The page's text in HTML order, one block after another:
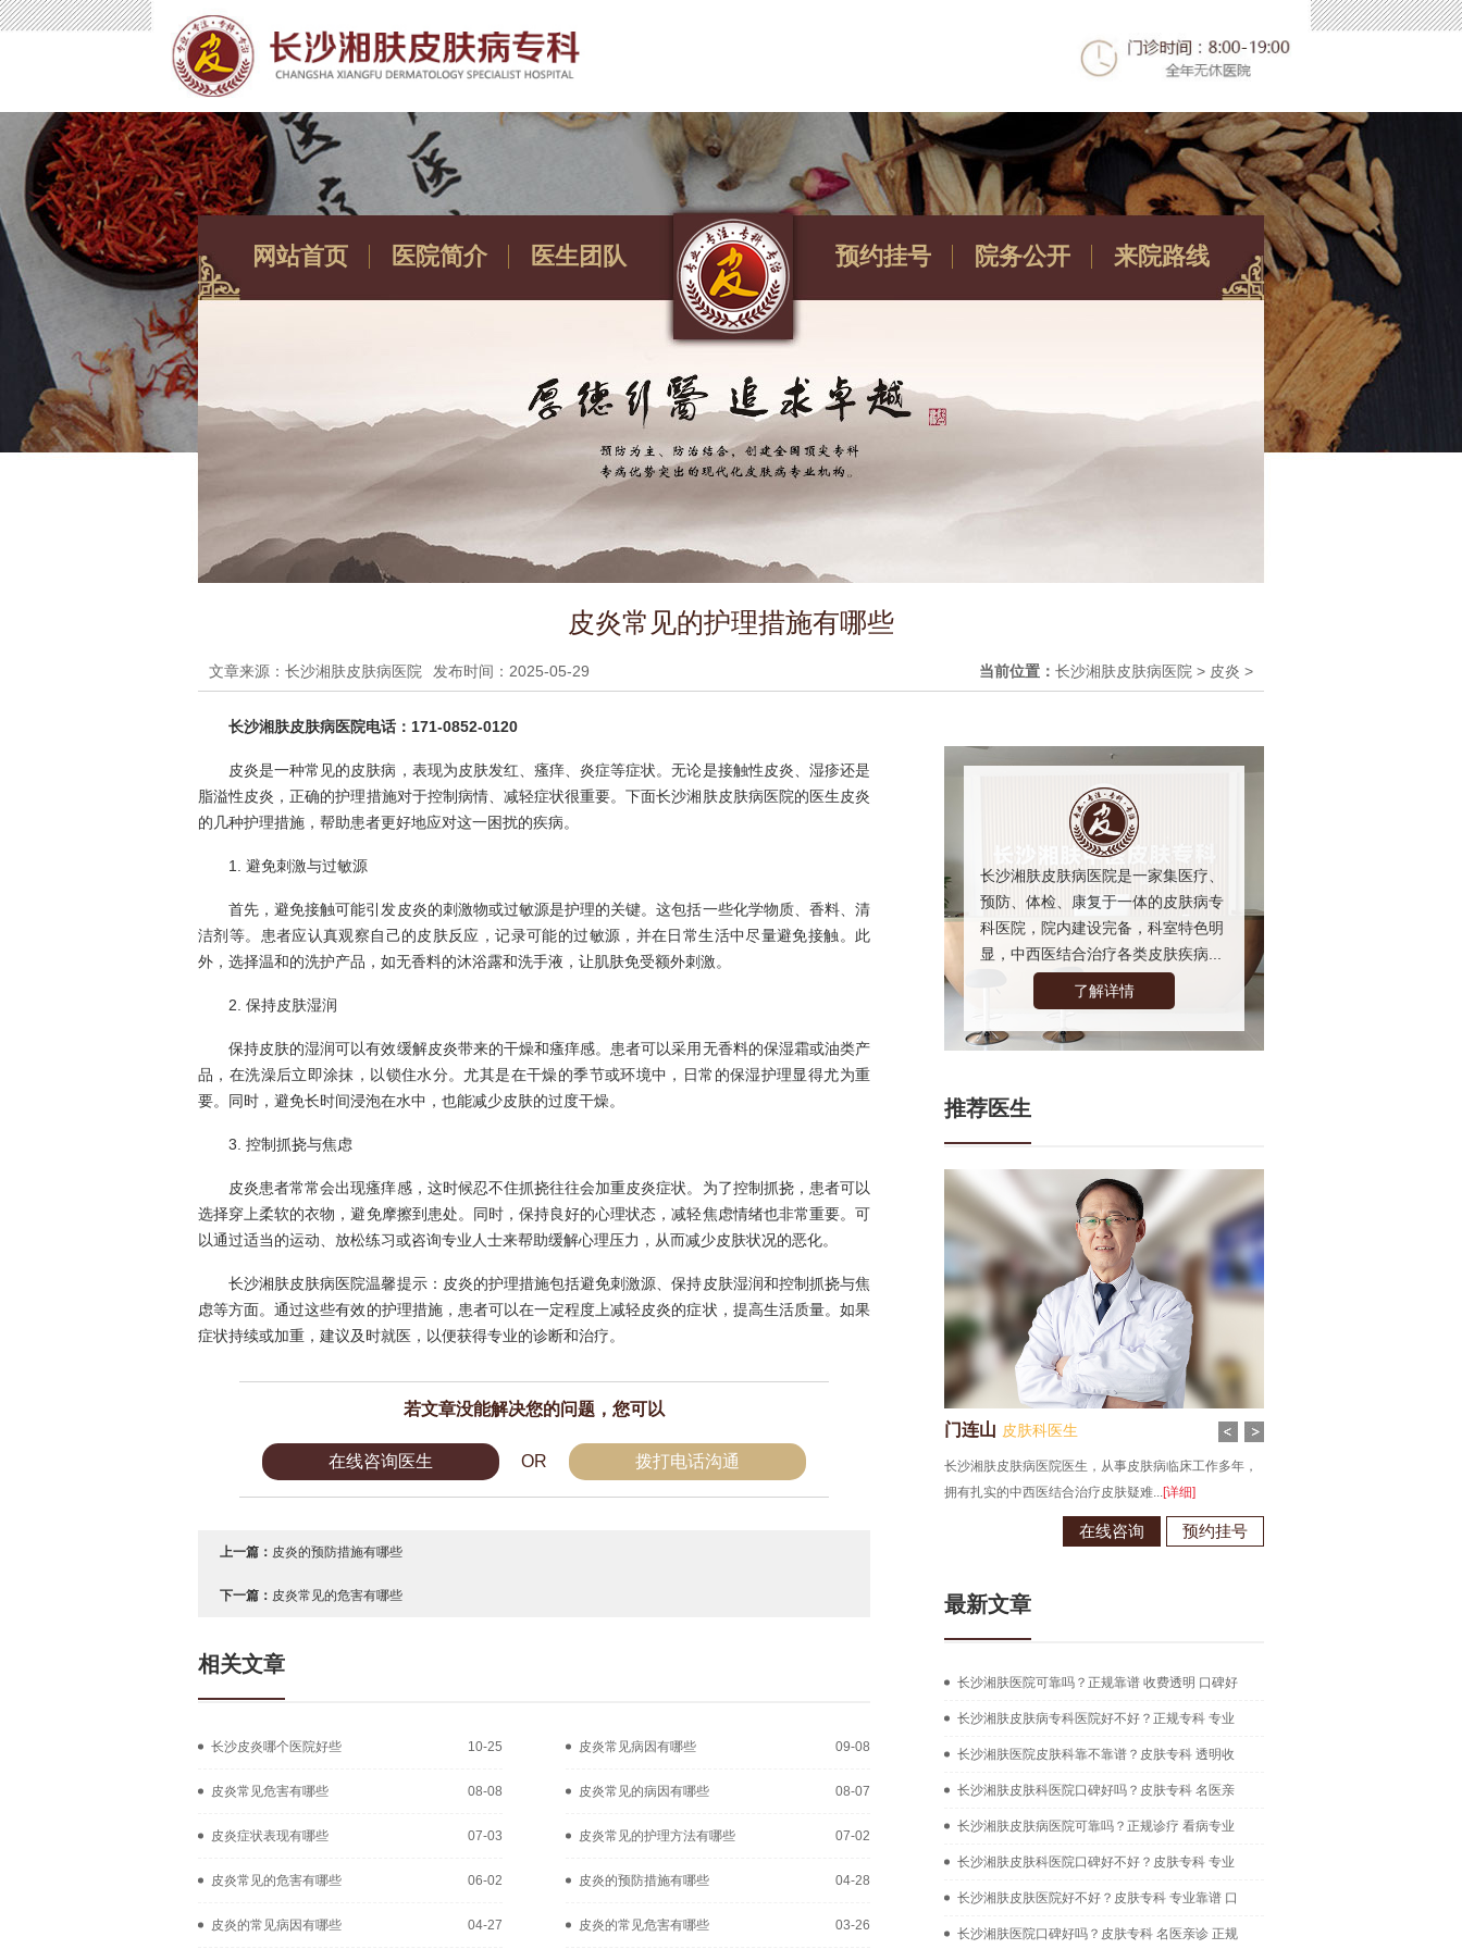
网站首页 医院简介 医生团队 预约挂号 院务公开 来院路线
皮炎常见的护理措施有哪些
文章来源：长沙湘肤皮肤病医院 发布时间：2025-05-29 当前位置： 长沙湘肤皮肤病医院 > 皮炎 >
长沙湘肤皮肤病医院电话：171-0852-0120
皮炎是一种常见的皮肤病，表现为皮肤发红、瘙痒、炎症等症状。无论是接触性皮炎、湿疹还是
脂溢性皮炎，正确的护理措施对于控制病情、减轻症状很重要。下面长沙湘肤皮肤病医院的医生皮炎
的几种护理措施，帮助患者更好地应对这一困扰的疾病。
1. 避免刺激与过敏源
首先，避免接触可能引发皮炎的刺激物或过敏源是护理的关键。这包括一些化学物质、香料、清
洁剂等。患者应认真观察自己的皮肤反应，记录可能的过敏源，并在日常生活中尽量避免接触。此
外，选择温和的洗护产品，如无香料的沐浴露和洗手液，让肌肤免受额外刺激。
2. 保持皮肤湿润
保持皮肤的湿润可以有效缓解皮炎带来的干燥和瘙痒感。患者可以采用无香料的保湿霜或油类产
品，在洗澡后立即涂抹，以锁住水分。尤其是在干燥的季节或环境中，日常的保湿护理显得尤为重
要。同时，避免长时间浸泡在水中，也能减少皮肤的过度干燥。
3. 控制抓挠与焦虑
皮炎患者常常会出现瘙痒感，这时候忍不住抓挠往往会加重皮炎症状。为了控制抓挠，患者可以
选择穿上柔软的衣物，避免摩擦到患处。同时，保持良好的心理状态，减轻焦虑情绪也非常重要。可
以通过适当的运动、放松练习或咨询专业人士来帮助缓解心理压力，从而减少皮肤状况的恶化。
长沙湘肤皮肤病医院温馨提示：皮炎的护理措施包括避免刺激源、保持皮肤湿润和控制抓挠与焦
虑等方面。通过这些有效的护理措施，患者可以在一定程度上减轻皮炎的症状，提高生活质量。如果
症状持续或加重，建议及时就医，以便获得专业的诊断和治疗。
若文章没能解决您的问题，您可以
在线咨询医生 OR 拨打电话沟通
上一篇： 皮炎的预防措施有哪些
下一篇： 皮炎常见的危害有哪些
相关文章
长沙皮炎哪个医院好些 10-25 皮炎常见病因有哪些 09-08
皮炎常见危害有哪些 08-08 皮炎常见的病因有哪些 08-07
皮炎症状表现有哪些 07-03 皮炎常见的护理方法有哪些 07-02
皮炎常见的危害有哪些 06-02 皮炎的预防措施有哪些 04-28
皮炎的常见病因有哪些 04-27 皮炎的常见危害有哪些 03-26
长沙湘肤皮肤病医院是一家集医疗、
预防、体检、康复于一体的皮肤病专
科医院，院内建设完备，科室特色明
显，中西医结合治疗各类皮肤疾病...
了解详情
推荐医生
门连山 皮肤科医生
长沙湘肤皮肤病医院医生，从事皮肤病临床工作多年，
拥有扎实的中西医结合治疗皮肤疑难...[详细]
在线咨询 预约挂号
最新文章
长沙湘肤医院可靠吗？正规靠谱 收费透明 口碑好
长沙湘肤皮肤病专科医院好不好？正规专科 专业
长沙湘肤医院皮肤科靠不靠谱？皮肤专科 透明收
长沙湘肤皮肤科医院口碑好吗？皮肤专科 名医亲
长沙湘肤皮肤病医院可靠吗？正规诊疗 看病专业
长沙湘肤皮肤科医院口碑好不好？皮肤专科 专业
长沙湘肤皮肤医院好不好？皮肤专科 专业靠谱 口
长沙湘肤医院口碑好吗？皮肤专科 名医亲诊 正规